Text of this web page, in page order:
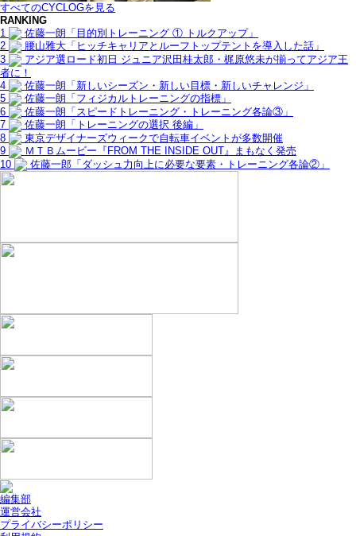
すべてのCYCLOGを見る
RANKING
1
佐藤一朗「目的別トレーニング ① トルクアップ」
2
腰山雅大「ヒッチキャリアとルーフトップテントを導入した話」
3
アジア選ロード初日 ジュニア沢田桂太郎・梶原悠未が揃ってアジア王
者に！
4
佐藤一朗「新しいシーズン・新しい目標・新しいチャレンジ」
5
佐藤一朗「フィジカルトレーニングの指標」
6
佐藤一朗「スピードトレーニング・トレーニング各論③」
7
佐藤一朗「トレーニングの選択 後編」
8
東京デザイナーズウィークで自転車イベントが多数開催
9
ＭＴＢムービー『FROM THE INSIDE OUT』まもなく発売
10
佐藤一郎「ダッシュ力向上に必要な要素・トレーニング各論②」
編集部
運営会社
プライバシーポリシー